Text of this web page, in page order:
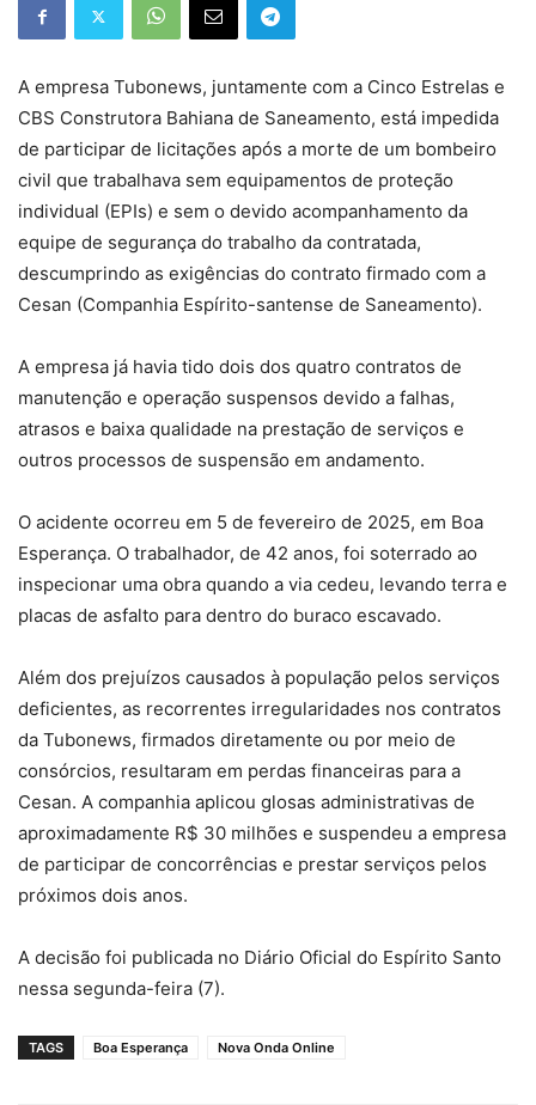
A empresa Tubonews, juntamente com a Cinco Estrelas e
CBS Construtora Bahiana de Saneamento, está impedida
de participar de licitações após a morte de um bombeiro
civil que trabalhava sem equipamentos de proteção
individual (EPIs) e sem o devido acompanhamento da
equipe de segurança do trabalho da contratada,
descumprindo as exigências do contrato firmado com a
Cesan (Companhia Espírito-santense de Saneamento).
A empresa já havia tido dois dos quatro contratos de
manutenção e operação suspensos devido a falhas,
atrasos e baixa qualidade na prestação de serviços e
outros processos de suspensão em andamento.
O acidente ocorreu em 5 de fevereiro de 2025, em Boa
Esperança. O trabalhador, de 42 anos, foi soterrado ao
inspecionar uma obra quando a via cedeu, levando terra e
placas de asfalto para dentro do buraco escavado.
Além dos prejuízos causados à população pelos serviços
deficientes, as recorrentes irregularidades nos contratos
da Tubonews, firmados diretamente ou por meio de
consórcios, resultaram em perdas financeiras para a
Cesan. A companhia aplicou glosas administrativas de
aproximadamente R$ 30 milhões e suspendeu a empresa
de participar de concorrências e prestar serviços pelos
próximos dois anos.
A decisão foi publicada no Diário Oficial do Espírito Santo
nessa segunda-feira (7).
TAGS Boa Esperança Nova Onda Online